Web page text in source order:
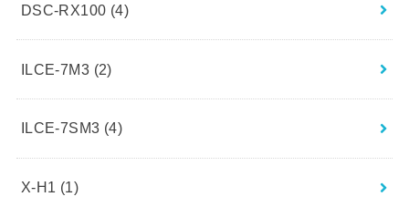
DSC-RX100 (4)
ILCE-7M3 (2)
ILCE-7SM3 (4)
X-H1 (1)